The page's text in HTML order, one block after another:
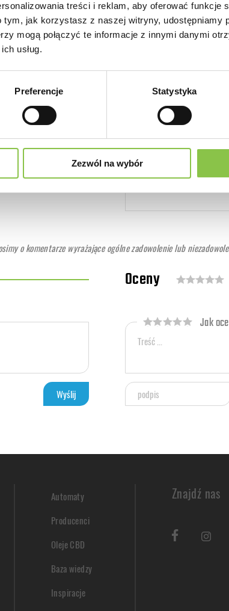
treści i reklam, aby oferować funkcje
jak korzystasz z naszej witryny, udostępniamy
mogą połączyć te informacje z innymi danymi
usług.
Preferencje Statystyka
Zezwól na wybór
Wysokość
Niskie (do
THC: 23%
Nie
Nasiona
o komentarze wyrażające ogólne zadowolenie lub
Oceny
Jak
Automaty
Producenci
Oleje CBD
Baza wiedzy
Inspiracje
Znajdź nas